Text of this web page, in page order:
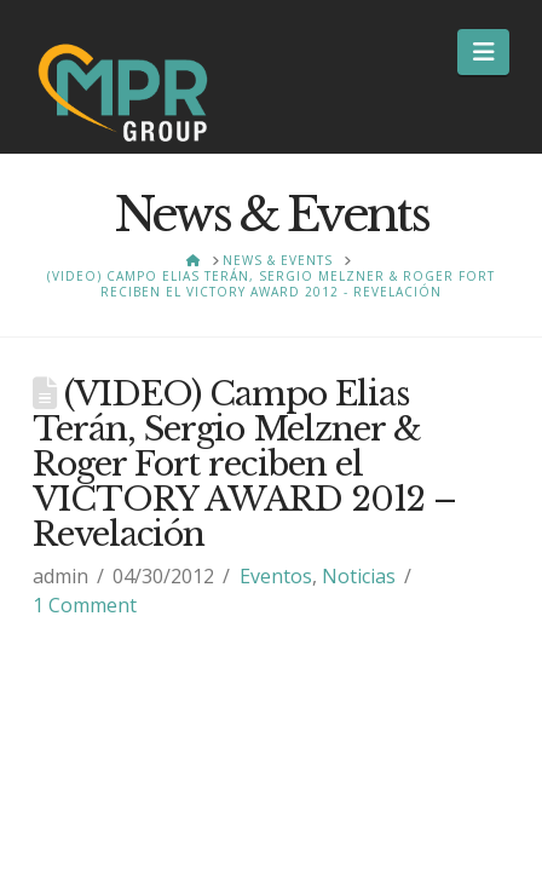
News & Events
HOMENEWS & EVENTS
(VIDEO) CAMPO ELIAS TERÁN, SERGIO MELZNER & ROGER FORT
RECIBEN EL VICTORY AWARD 2012 - REVELACIÓN
(VIDEO) Campo Elias
Terán, Sergio Melzner &
Roger Fort reciben el
VICTORY AWARD 2012 –
Revelación
admin 04/30/2012 Eventos, Noticias
1 Comment